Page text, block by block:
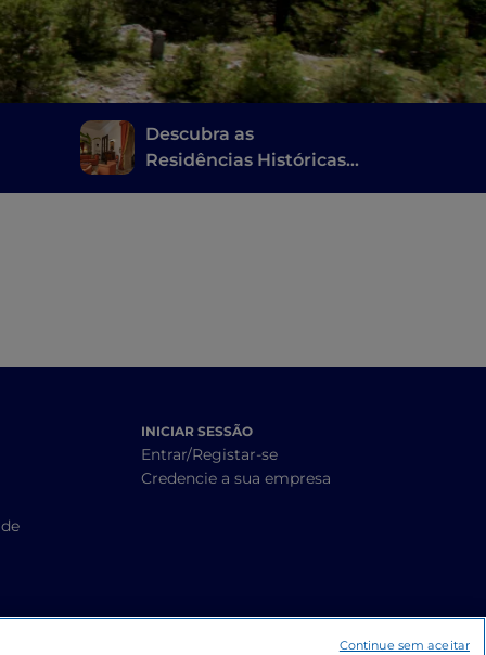
Descubra as
Residências Históricas
INICIAR SESSÃO
Entrar/Registar-se
Credencie a sua empresa
Continue sem aceitar